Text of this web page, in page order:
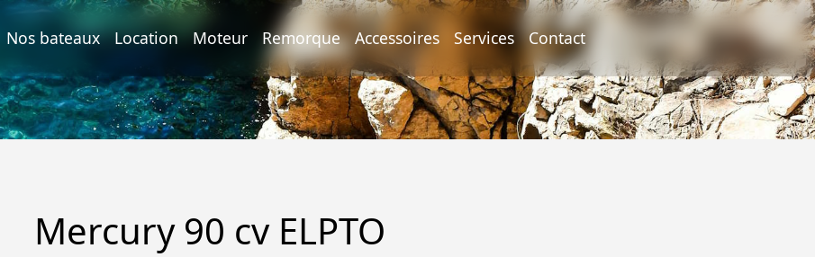
(current)
Nos bateaux Location Moteur Remorque Accessoires Services Contact
Mercury 90 cv ELPTO